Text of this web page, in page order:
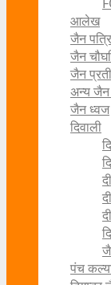
आलेख
जैन
जैन
जैन
अन्य जैन
जैन ध्वज
दिवाली
पंच